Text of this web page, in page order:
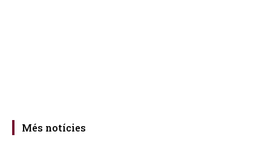
Més notícies